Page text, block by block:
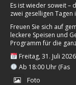
Es ist wieder soweit –
zwei geselligen
Freuen Sie sich auf
leckere Speisen und
Programm für die
Freitag, 31. Juli 2026
Ab 18:00 Uhr (Fas
Foto